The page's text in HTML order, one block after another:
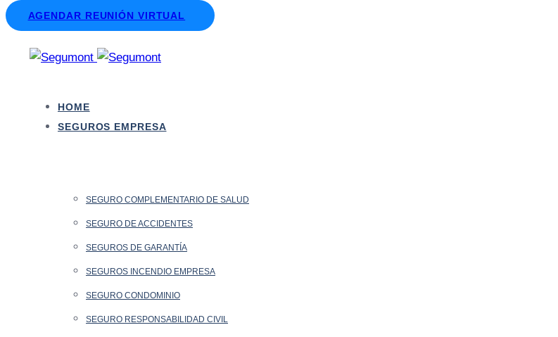
Skip
links
Skip
to
primary
AGENDAR REUNIÓN VIRTUAL
HOME
SEGUROS EMPRESA
SEGURO COMPLEMENTARIO DE SALUD
SEGURO DE ACCIDENTES
SEGUROS DE GARANTÍA
SEGUROS INCENDIO EMPRESA
SEGURO CONDOMINIO
SEGURO RESPONSABILIDAD CIVIL